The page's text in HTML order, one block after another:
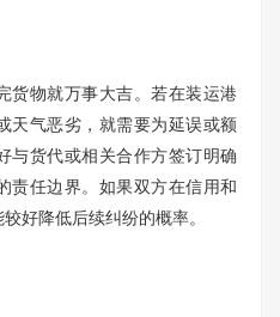
物就万事大吉。若在装运港
天气恶劣，就需要为延误或额
与货代或相关合作方签订明确
责任边界。如果双方在信用和
好降低后续纠纷的概率。